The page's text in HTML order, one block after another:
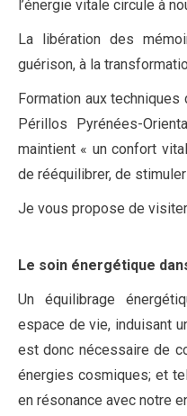
l’énergie vitale circule à
La libération des
guérison, à la
Formation aux
Périllos Pyrénées-
maintient « un confort
de rééquilibrer, de
Je vous propose de visiter
Le soin énergétique
Un équilibrage
espace de vie, induisant
est donc nécessaire de
énergies cosmiques; et
en résonance avec notre